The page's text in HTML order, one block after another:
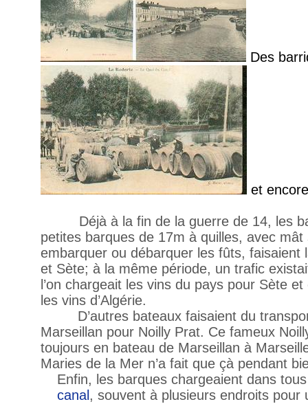
Des
et
Déjà à la fin de la guerre de 14, les
petites barques de 17m à quilles, avec
embarquer ou débarquer les fûts, faisaient
et Sète; à la même période, un trafic
l’on chargeait les vins du pays pour Sète et
les vins d’Algérie.
D’autres bateaux faisaient du
Marseillan pour Noilly Prat. Ce fameux
toujours en bateau de Marseillan à
Maries de la Mer n’a fait que çà pendant
Enfin, les barques chargeaient dans
canal , souvent à plusieurs endroits pour